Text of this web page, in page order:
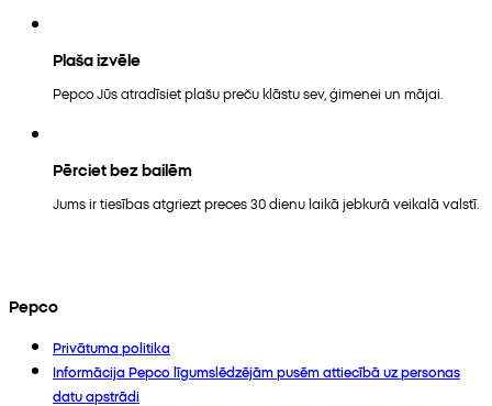
Plaša izvēle
Pepco Jūs atradīsiet plašu preču klāstu sev, ģimenei un mājai.
Pērciet bez bailēm
Jums ir tiesības atgriezt preces 30 dienu laikā jebkurā veikalā valstī.
Pepco
Privātuma politika
Informācija Pepco līgumslēdzējām pusēm attiecībā uz personas
datu apstrādi